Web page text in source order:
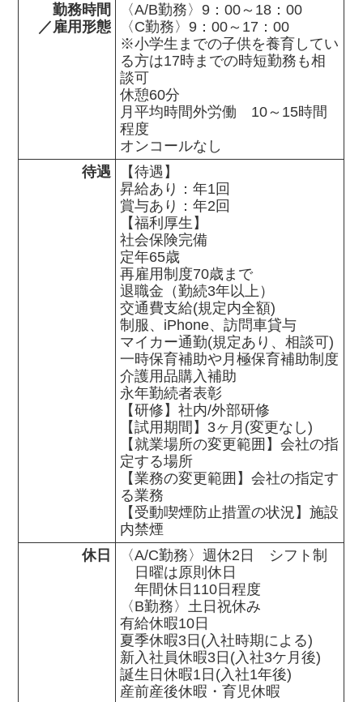
勤務時間
／雇用形態
〈A/B勤務〉9：00～18：00
〈C勤務〉9：00～17：00
※小学生までの子供を養育してい
る方は17時までの時短勤務も相
談可
休憩60分
月平均時間外労働　10～15時間
程度
オンコールなし
待遇
【待遇】
昇給あり：年1回
賞与あり：年2回
【福利厚生】
社会保険完備
定年65歳
再雇用制度70歳まで
退職金（勤続3年以上）
交通費支給(規定内全額)
制服、iPhone、訪問車貸与
マイカー通勤(規定あり、相談可)
一時保育補助や月極保育補助制度
介護用品購入補助
永年勤続者表彰
【研修】社内/外部研修
【試用期間】3ヶ月(変更なし)
【就業場所の変更範囲】会社の指
定する場所
【業務の変更範囲】会社の指定す
る業務
【受動喫煙防止措置の状況】施設
内禁煙
休日
〈A/C勤務〉週休2日　シフト制
日曜は原則休日
年間休日110日程度
〈B勤務〉土日祝休み
有給休暇10日
夏季休暇3日(入社時期による)
新入社員休暇3日(入社3ケ月後)
誕生日休暇1日(入社1年後)
産前産後休暇・育児休暇